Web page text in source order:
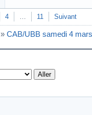
4 11 Suivant
» CAB/UBB samedi 4